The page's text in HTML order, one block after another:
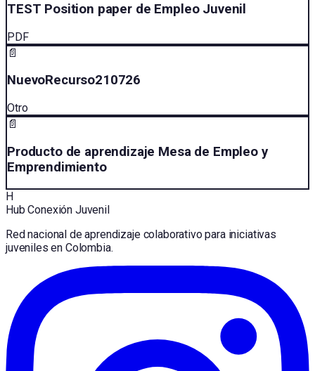
TEST Position paper de Empleo Juvenil
PDF
📄
NuevoRecurso210726
Otro
📄
Producto de aprendizaje Mesa de Empleo y
Emprendimiento
H
Hub Conexión Juvenil
Red nacional de aprendizaje colaborativo para iniciativas
juveniles en Colombia.